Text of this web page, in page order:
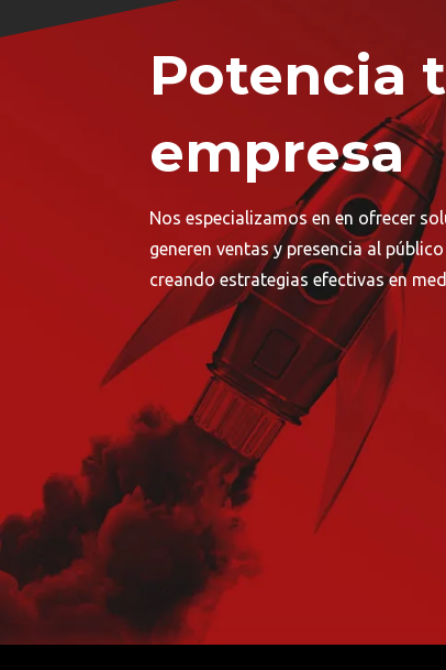
Potencia
empresa
Nos especializamos en en ofrecer
generen ventas y presencia al
creando estrategias efectivas en